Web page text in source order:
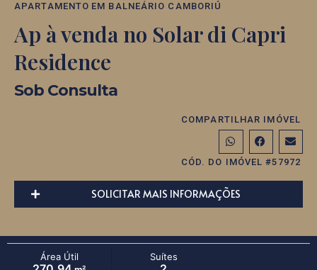
APARTAMENTO EM BALNEÁRIO CAMBORIÚ
Ap à venda no Solar di Capri
Residence
Sob Consulta
COMPARTILHAR IMÓVEL
CÓD. DO IMÓVEL #57972
SOLICITAR MAIS INFORMAÇÕES
Área Útil Suítes